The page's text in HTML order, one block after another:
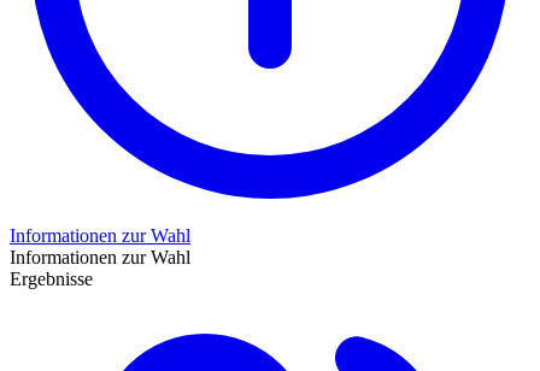
Informationen zur Wahl
Informationen zur Wahl
Ergebnisse